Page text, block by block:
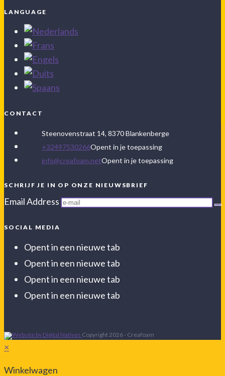
LANGUAGE
CONTACT
Steenovenstraat 14, 8370 Blankenberge
+32497530266Opent in je toepassing
info@creafoam.netOpent in je toepassing
SCHRIJF JE IN OP ONZE NIEUWSBRIEF
Email Address
SOCIAL MEDIA
Opent in een nieuwe tab
Opent in een nieuwe tab
Opent in een nieuwe tab
Opent in een nieuwe tab
Copyright 2026 - Creafoam
×
Winkelwagen